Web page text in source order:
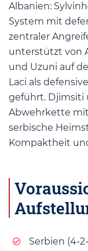
Albanien:
System mit
zentraler
unterstützt von
und Uzuni auf
Laci als
geführt. Djimsiti
Abwehrkette
serbische
Kompaktheit
Serbien (4-